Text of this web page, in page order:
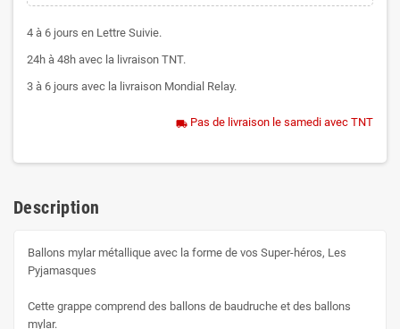
4 à 6 jours en Lettre Suivie.
24h à 48h avec la livraison TNT.
3 à 6 jours avec la livraison Mondial Relay.
local_shipping Pas de livraison le samedi avec TNT
Description
Ballons mylar métallique avec la forme de vos Super-héros, Les
Pyjamasques
Cette grappe comprend des ballons de baudruche et des ballons
mylar.